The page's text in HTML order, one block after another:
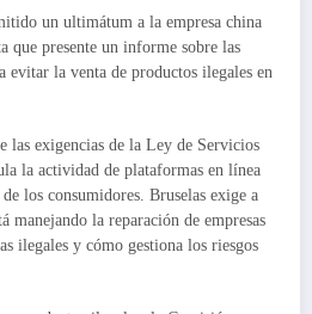
un ultimátum a la empresa china
que presente un informe sobre las
evitar la venta de productos ilegales en
las exigencias de la Ley de Servicios
la actividad de plataformas en línea
los consumidores. Bruselas exige a
manejando la reparación de empresas
ilegales y cómo gestiona los riesgos